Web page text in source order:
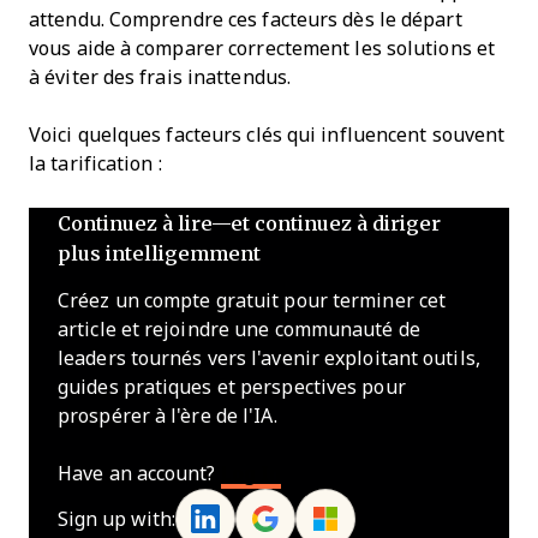
attendu. Comprendre ces facteurs dès le départ
vous aide à comparer correctement les solutions et
à éviter des frais inattendus.
Voici quelques facteurs clés qui influencent souvent
la tarification :
Continuez à lire—et continuez à diriger
plus intelligemment
Créez un compte gratuit pour terminer cet
article et rejoindre une communauté de
leaders tournés vers l'avenir exploitant outils,
guides pratiques et perspectives pour
prospérer à l'ère de l'IA.
Have an account?
Sign up with: